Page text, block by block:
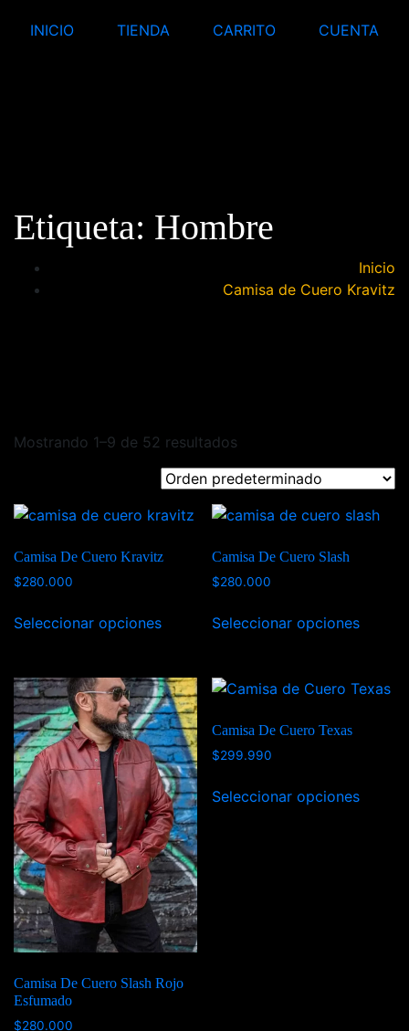
INICIO TIENDA CARRITO CUENTA
Etiqueta: Hombre
Inicio
Camisa de Cuero Kravitz
Mostrando 1–9 de 52 resultados
Camisa De Cuero Kravitz
$280.000
Seleccionar opciones
Camisa De Cuero Slash
$280.000
Seleccionar opciones
Camisa De Cuero Slash Rojo
Esfumado
$280.000
Camisa De Cuero Texas
$299.990
Seleccionar opciones